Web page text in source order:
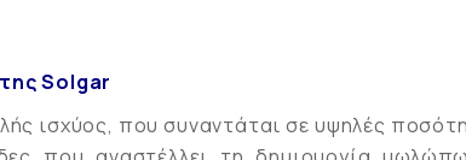
Solgar
ισχύος, που συναντάται σε υψηλές